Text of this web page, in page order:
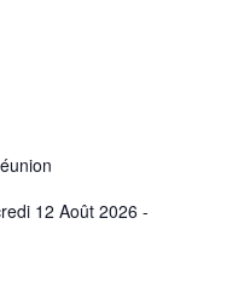
12 Août 2026 -